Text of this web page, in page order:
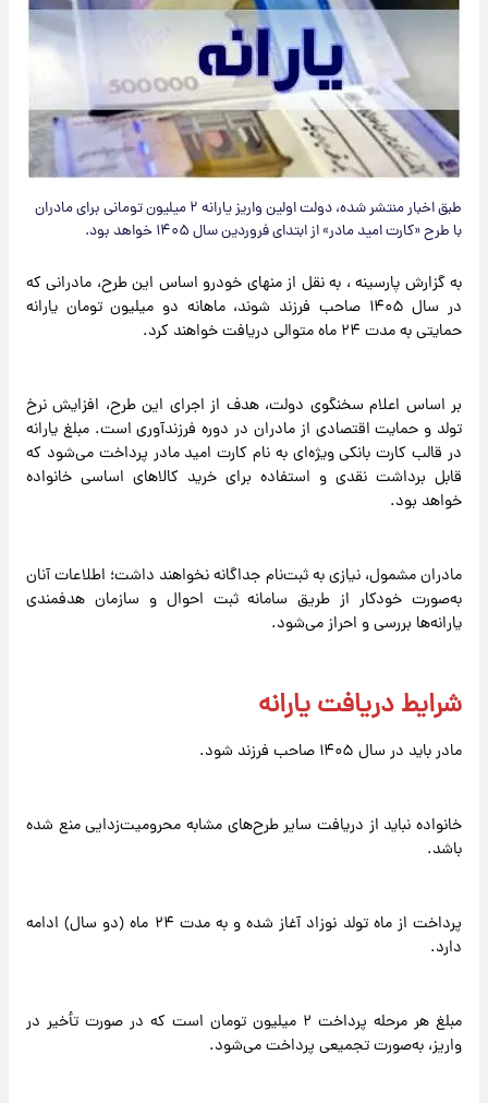
طبق اخبار منتشر شده، دولت اولین واریز یارانه ۲ میلیون تومانی برای مادران
با طرح «کارت امید مادر» از ابتدای فروردین سال ۱۴۰۵ خواهد بود.
به گزارش پارسینه ، به نقل از منهای خودرو اساس این طرح، مادرانی که
در سال ۱۴۰۵ صاحب فرزند شوند، ماهانه دو میلیون تومان یارانه
حمایتی به مدت ۲۴ ماه متوالی دریافت خواهند کرد.
بر اساس اعلام سخنگوی دولت، هدف از اجرای این طرح، افزایش نرخ
تولد و حمایت اقتصادی از مادران در دوره فرزندآوری است. مبلغ یارانه
در قالب کارت بانکی ویژه‌ای به نام کارت امید مادر پرداخت می‌شود که
قابل برداشت نقدی و استفاده برای خرید کالاهای اساسی خانواده
خواهد بود.
مادران مشمول، نیازی به ثبت‌نام جداگانه نخواهند داشت؛ اطلاعات آنان
به‌صورت خودکار از طریق سامانه ثبت احوال و سازمان هدفمندی
یارانه‌ها بررسی و احراز می‌شود.
شرایط دریافت یارانه
مادر باید در سال ۱۴۰۵ صاحب فرزند شود.
خانواده نباید از دریافت سایر طرح‌های مشابه محرومیت‌زدایی منع شده
باشد.
پرداخت از ماه تولد نوزاد آغاز شده و به مدت ۲۴ ماه (دو سال) ادامه
دارد.
مبلغ هر مرحله پرداخت ۲ میلیون تومان است که در صورت تأخیر در
واریز، به‌صورت تجمیعی پرداخت می‌شود.